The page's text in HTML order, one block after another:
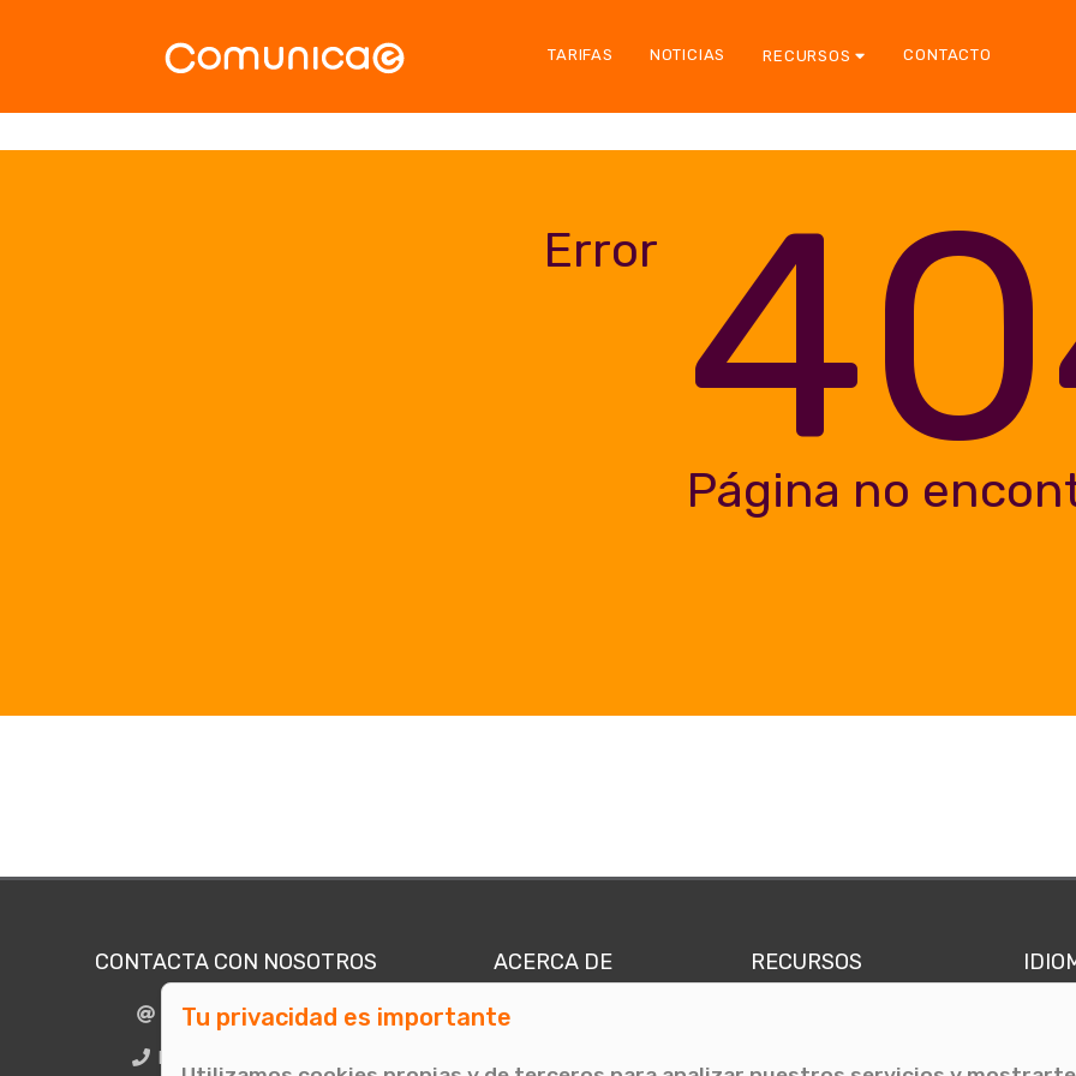
TARIFAS NOTICIAS RECURSOS CONTACTO
Error
Página no
CONTACTA CON NOSOTROS
info@comunicae.com
BCN + 34 931 702 774
ACERCA DE
Quiénes somos
RECURSOS
Tu privacidad es importante